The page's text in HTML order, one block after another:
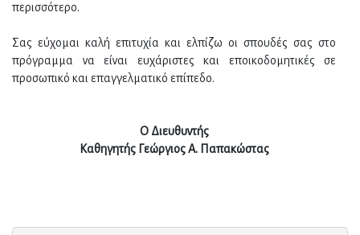
περισσότερο.
Σας εύχομαι καλή επιτυχία και ελπίζω οι σπουδές σας στο
πρόγραμμα να είναι ευχάριστες και εποικοδομητικές σε
προσωπικό και επαγγελματικό επίπεδο.
Ο Διευθυντής
Καθηγητής Γεώργιος Α. Παπακώστας